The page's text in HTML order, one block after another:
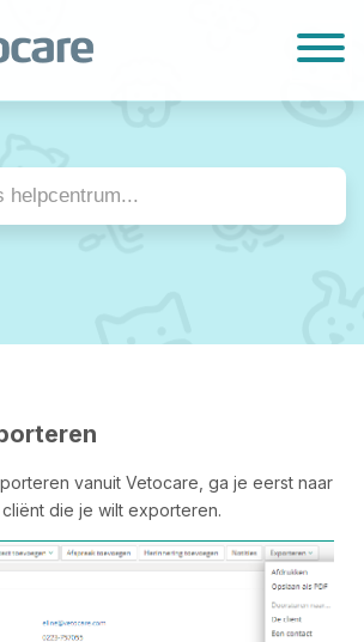
vanuit Vetocare, ga je eerst naar
die je wilt exporteren.